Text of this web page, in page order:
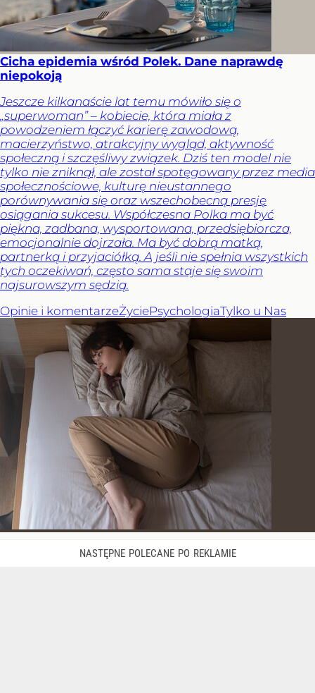
Cicha epidemia wśród Polek. Dane naprawdę
niepokoją
Jeszcze kilkanaście lat temu mówiło się o
„superwoman” – kobiecie, która miała z
powodzeniem łączyć karierę zawodową,
macierzyństwo, atrakcyjny wygląd, aktywność
społeczną i szczęśliwy związek. Dziś ten model nie
tylko nie zniknął, ale został spotęgowany przez media
społecznościowe, kulturę nieustannego
porównywania się oraz wszechobecną presję
osiągania sukcesu. Współczesna Polka ma być
piękna, zadbana, wysportowana, przedsiębiorcza,
emocjonalnie dojrzała. Ma być dobrą matką,
partnerką i przyjaciółką. A jeśli nie spełnia wszystkich
tych oczekiwań, często sama staje się swoim
najsurowszym sędzią.
Opinie i komentarzeŻyciePsychologiaTylko u Nas